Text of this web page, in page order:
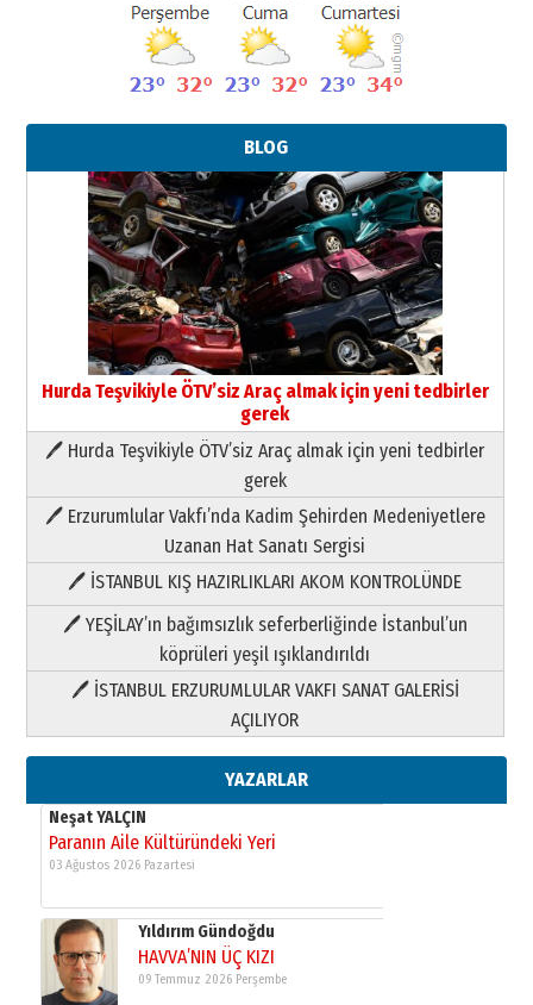
BLOG
Hurda Teşvikiyle ÖTV’siz Araç almak için yeni tedbirler
gerek
🖊 Hurda Teşvikiyle ÖTV’siz Araç almak için yeni tedbirler
gerek
🖊 Erzurumlular Vakfı’nda Kadim Şehirden Medeniyetlere
Uzanan Hat Sanatı Sergisi
🖊 İSTANBUL KIŞ HAZIRLIKLARI AKOM KONTROLÜNDE
🖊 YEŞİLAY’ın bağımsızlık seferberliğinde İstanbul’un
köprüleri yeşil ışıklandırıldı
🖊 İSTANBUL ERZURUMLULAR VAKFI SANAT GALERİSİ
AÇILIYOR
YAZARLAR
Paranın Aile Kültüründeki Yeri
03 Ağustos 2026 Pazartesi
Yıldırım Gündoğdu
HAVVA’NIN ÜÇ KIZI
09 Temmuz 2026 Perşembe
Yusuf POLAT
Şampiyonluk Sebahattin Şirin’e
yazar
11 Mayıs 2026 Pazartesi
Neşat YALÇIN
Paranın Aile Kültüründeki Yeri
03 Ağustos 2026 Pazartesi
Yıldırım Gündoğdu
HAVVA’NIN ÜÇ KIZI
09 Temmuz 2026 Perşembe